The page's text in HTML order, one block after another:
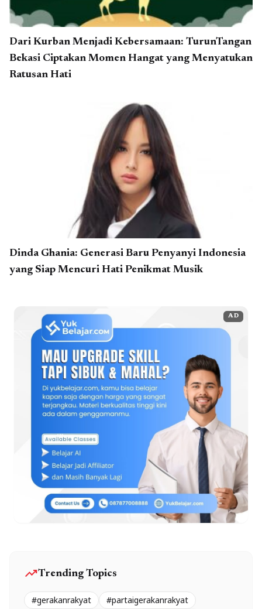
Dari Kurban Menjadi Kebersamaan: TurunTangan
Bekasi Ciptakan Momen Hangat yang Menyatukan
Ratusan Hati
Dinda Ghania: Generasi Baru Penyanyi Indonesia
yang Siap Mencuri Hati Penikmat Musik
AD
trending_upTrending Topics
#gerakanrakyat
#partaigerakanrakyat